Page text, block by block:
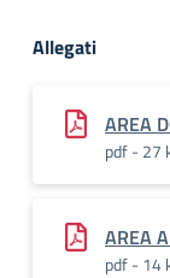
Allegati
AREA
pdf - 27
AREA
pdf - 14